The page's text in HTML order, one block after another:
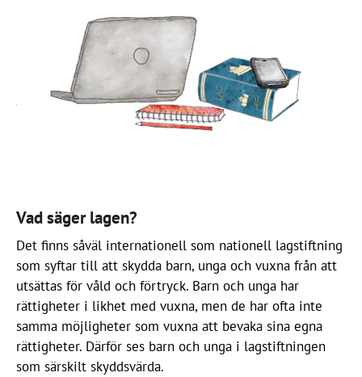
Vad säger lagen?
Det finns såväl internationell som nationell lagstiftning
som syftar till att skydda barn, unga och vuxna från att
utsättas för våld och förtryck. Barn och unga har
rättigheter i likhet med vuxna, men de har ofta inte
samma möjligheter som vuxna att bevaka sina egna
rättigheter. Därför ses barn och unga i lagstiftningen
som särskilt skyddsvärda.